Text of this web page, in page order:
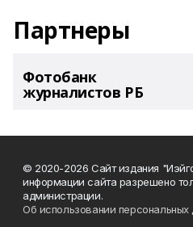
Партнеры
Фотобанк
журналистов РБ
© 2020-2026 Сайт издания
информации сайта разрешено
администрации.
Об использовании персональных